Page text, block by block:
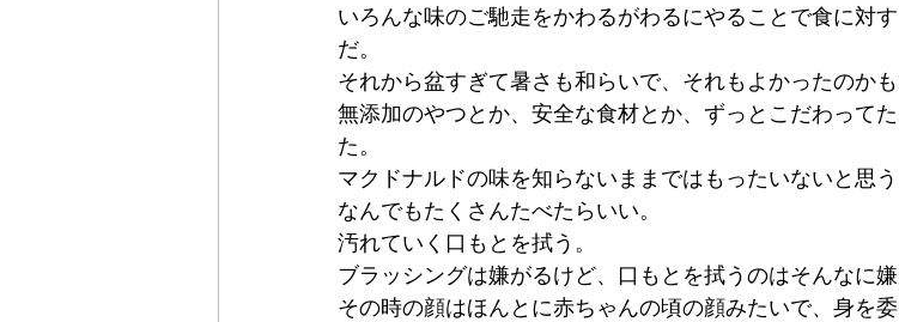
いろんな味のご馳走をかわるがわるにやることで食に対
だ。
それから盆すぎて暑さも和らいで、それもよかったのかも
無添加のやつとか、安全な食材とか、ずっとこだわって
た。
マクドナルドの味を知らないままではもったいないと思う
なんでもたくさんたべたらいい。
汚れていく口もとを拭う。
ブラッシングは嫌がるけど、口もとを拭うのはそんなに嫌
その時の顔はほんとに赤ちゃんの頃の顔みたいで、身を